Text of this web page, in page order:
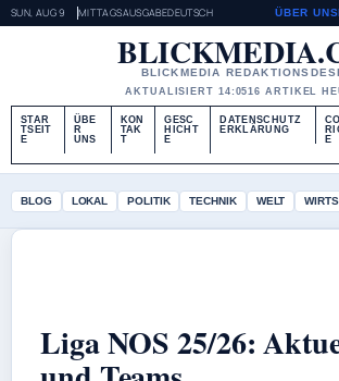
SUN, AUG 9 MITTAGSAUSGABEDEUTSCH ÜBER UNS
BLICKMEDIA
AKTUALISIERT 14:0516 ARTIKEL
STAR
TSEIT
E
ÜBE
R
UNS
KON
TAK
T
GESC
HICHT
E
DATENSCHUTZ
ERKLÄRUNG
E
BLOG LOKAL POLITIK TECHNIK WELT
Liga NOS 25/26: